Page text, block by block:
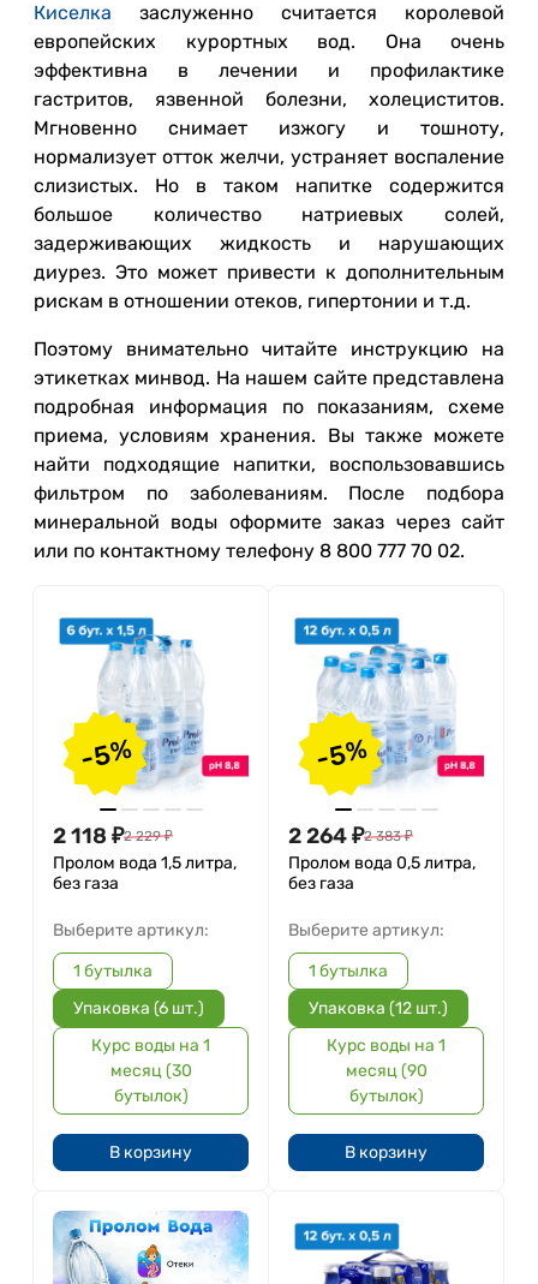
Киселка заслуженно считается королевой
европейских курортных вод. Она очень
эффективна в лечении и профилактике
гастритов, язвенной болезни, холециститов.
Мгновенно снимает изжогу и тошноту,
нормализует отток желчи, устраняет воспаление
слизистых. Но в таком напитке содержится
большое количество натриевых солей,
задерживающих жидкость и нарушающих
диурез. Это может привести к дополнительным
рискам в отношении отеков, гипертонии и т.д.
Поэтому внимательно читайте инструкцию на
этикетках минвод. На нашем сайте представлена
подробная информация по показаниям, схеме
приема, условиям хранения. Вы также можете
найти подходящие напитки, воспользовавшись
фильтром по заболеваниям. После подбора
минеральной воды оформите заказ через сайт
или по контактному телефону 8 800 777 70 02.
-5%
2 118 ₽2 229 ₽
Пролом вода 1,5 литра,
без газа
Выберите артикул:
1 бутылка
Упаковка (6 шт.)
Курс воды на 1
месяц (30
бутылок)
В корзину
-5%
2 264₽2 383 ₽
Пролом вода 0,5 литра,
без газа
Выберите артикул:
1 бутылка
Упаковка (12 шт.)
Курс воды на 1
месяц (90
бутылок)
В корзину